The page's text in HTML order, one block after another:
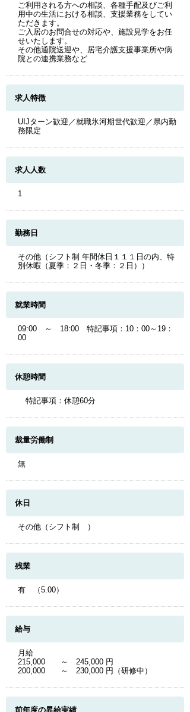
ご利用される方への相談、各種手配及びご利
用中の生活における相談、支援業務をしてい
ただきます。
ご入居のお問合せの対応や、施設見学をお任
せいたします。
その他通院送迎や、居宅介護支援事業所や病
院との連携業務など
求人特徴
UIJターン歓迎／就職氷河期世代歓迎／県内勤
務限定
求人人数
1
勤務日
その他（シフト制 年間休日１１１日の内、特
別休暇（夏季：２日・冬季：２日））
就業時間
09:00 ～ 18:00 特記事項：10：00～19：
00
休憩時間
特記事項：休憩60分
裁量労働制
無
休日
その他（シフト制 ）
残業
有 （5.00）
給与
月給
215,000 ～ 245,000 円
200,000 ～ 230,000 円（研修中）
前年度の昇給実績